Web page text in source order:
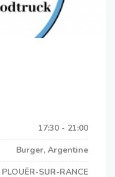
17:30 - 21:00
Burger, Argentine
PLOUËR-SUR-RANCE